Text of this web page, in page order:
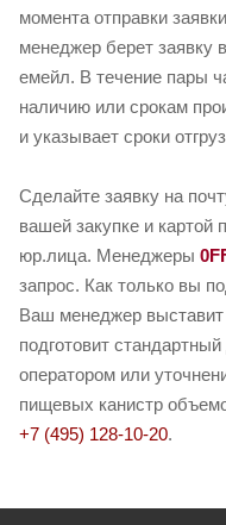
момента отправки
менеджер берет заявку
емейл. В течение пары
наличию или срокам
и указывает сроки
Сделайте заявку на
вашей закупке и картой
юр.лица. Менеджеры
запрос. Как только вы
Ваш менеджер выставит
подготовит
оператором или
пищевых канистр
+7 (495) 128-10-20.